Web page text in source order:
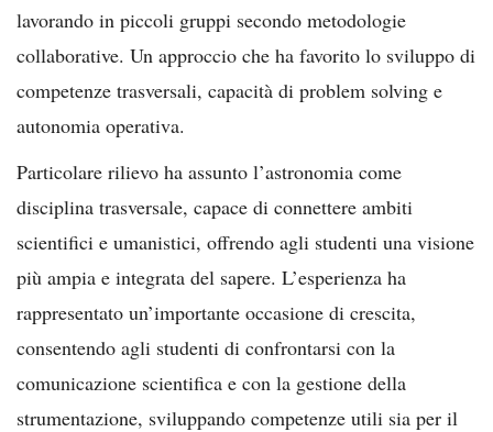
lavorando in piccoli gruppi secondo metodologie
collaborative. Un approccio che ha favorito lo sviluppo di
competenze trasversali, capacità di problem solving e
autonomia operativa.
Particolare rilievo ha assunto l’astronomia come
disciplina trasversale, capace di connettere ambiti
scientifici e umanistici, offrendo agli studenti una visione
più ampia e integrata del sapere. L’esperienza ha
rappresentato un’importante occasione di crescita,
consentendo agli studenti di confrontarsi con la
comunicazione scientifica e con la gestione della
strumentazione, sviluppando competenze utili sia per il